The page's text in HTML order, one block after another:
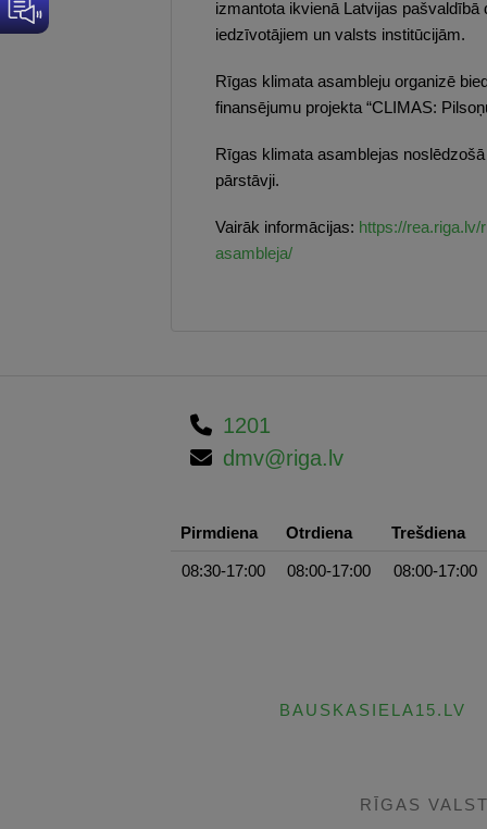
izmantota ikvienā Latvijas
iedzīvotājiem un valsts institūcijām.
Rīgas klimata asambleju organizē
finansējumu projekta “CLIMAS:
Rīgas klimata asamblejas
pārstāvji.
Vairāk informācijas: https://
asambleja/
1201
dmv@riga.lv
Pirmdiena Otrdiena Trešdiena
08:30-17:00 08:00-17:00 08:00-17:00
BAUSKASIELA15.LV
RĪGAS